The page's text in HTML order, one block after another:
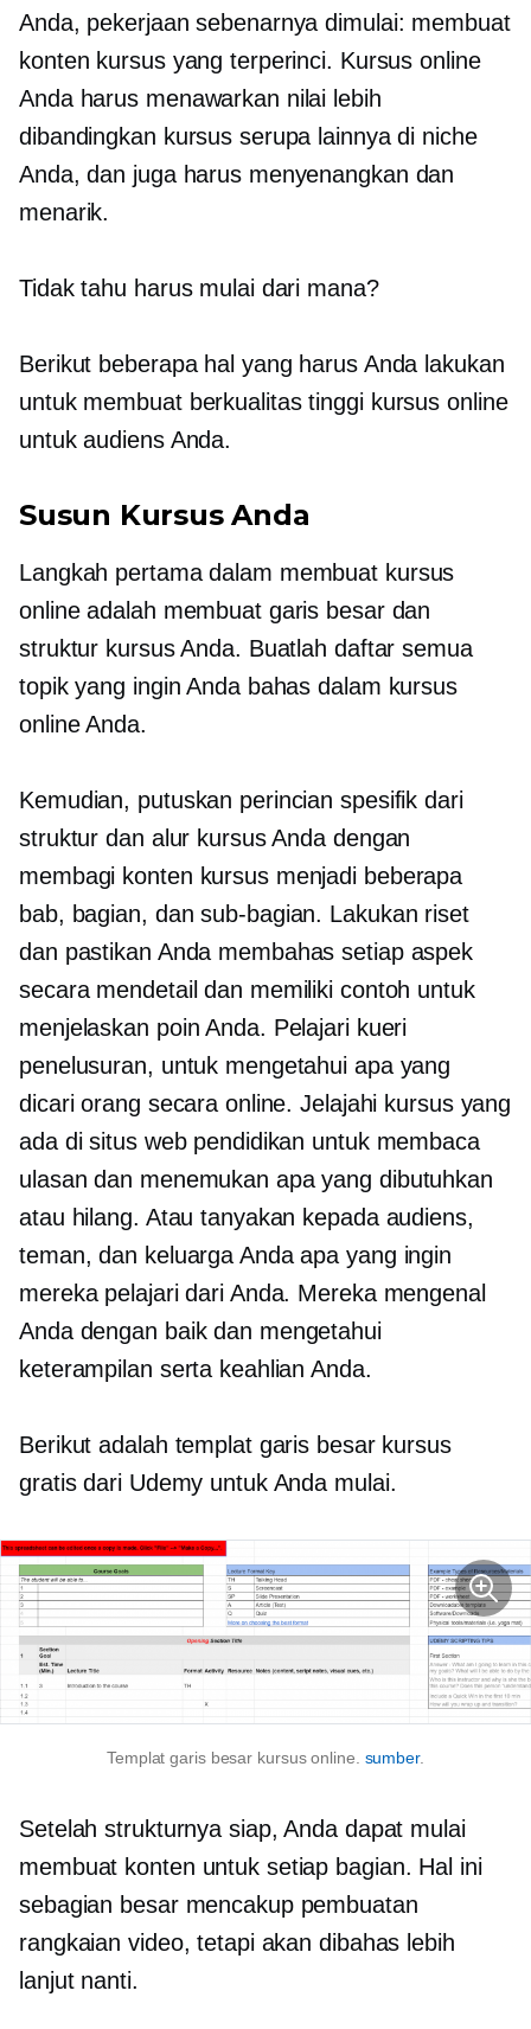
Anda, pekerjaan sebenarnya dimulai: membuat
konten kursus yang terperinci. Kursus online
Anda harus menawarkan nilai lebih
dibandingkan kursus serupa lainnya di niche
Anda, dan juga harus menyenangkan dan
menarik.
Tidak tahu harus mulai dari mana?
Berikut beberapa hal yang harus Anda lakukan
untuk membuat berkualitas tinggikursus online
untuk audiens Anda.
Susun Kursus Anda
Langkah pertama dalam membuat kursus
online adalah membuat garis besar dan
struktur kursus Anda. Buatlah daftar semua
topik yang ingin Anda bahas dalam kursus
online Anda.
Kemudian, putuskan perincian spesifik dari
struktur dan alur kursus Anda dengan
membagi konten kursus menjadi beberapa
bab, bagian, dansub-bagian. Lakukan riset
dan pastikan Anda membahas setiap aspek
secara mendetail dan memiliki contoh untuk
menjelaskan poin Anda. Pelajari kueri
penelusuran, untuk mengetahui apa yang
dicari orang secara online. Jelajahi kursus yang
ada di situs web pendidikan untuk membaca
ulasan dan menemukan apa yang dibutuhkan
atau hilang. Atau tanyakan kepada audiens,
teman, dan keluarga Anda apa yang ingin
mereka pelajari dari Anda. Mereka mengenal
Anda dengan baik dan mengetahui
keterampilan serta keahlian Anda.
Berikut adalah templat garis besar kursus
gratis dari Udemy untuk Anda mulai.
Templat garis besar kursus online. sumber.
Setelah strukturnya siap, Anda dapat mulai
membuat konten untuk setiap bagian. Hal ini
sebagian besar mencakup pembuatan
rangkaian video, tetapi akan dibahas lebih
lanjut nanti.